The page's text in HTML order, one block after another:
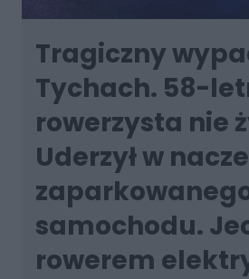
Tragiczny
Tychach. 58-
rowerzysta nie
Uderzył w
samochodu.
rowerem